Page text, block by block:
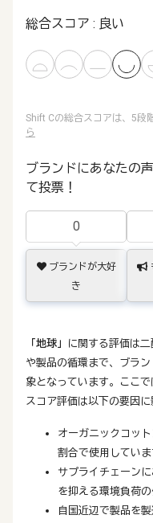
総合スコア : 良い
Shift Cの総合スコアは、5段
ら
ブランドにあなたの
て投票！
0
ブランドが大好
き
「地球」
に関する評価は
や製品の循環まで、ブラ
象となっています。ここで
スコア評価は以下の要因に
オーガニックコッ
割合で使用していま
サプライチェーン
を抑える環境負荷
自国近辺で製品を